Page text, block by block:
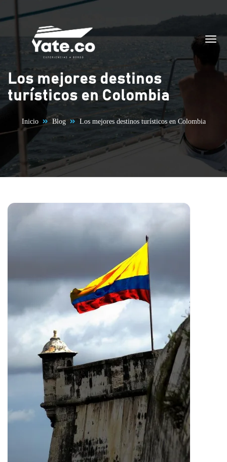
Saltar al contenido
Los mejores destinos
turísticos en Colombia
Inicio Blog Los mejores destinos turísticos en Colombia